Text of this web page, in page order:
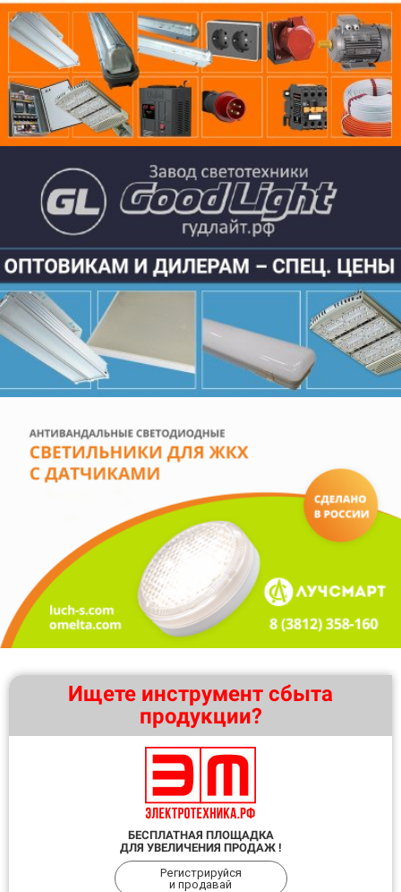
Ищете инструмент сбыта
продукции?
БЕСПЛАТНАЯ ПЛОЩАДКА
ДЛЯ УВЕЛИЧЕНИЯ ПРОДАЖ !
Регистрируйся
и продавай